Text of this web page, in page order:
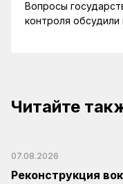
Вопросы
контроля
Читайте
07.08.2026
Реконструкция